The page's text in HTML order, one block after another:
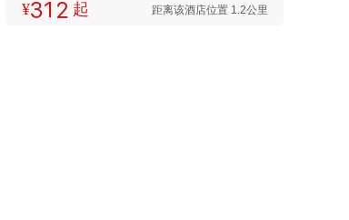
¥  起 距离该酒店位置 1.2公里